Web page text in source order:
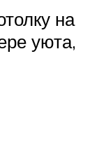
на
уюта,